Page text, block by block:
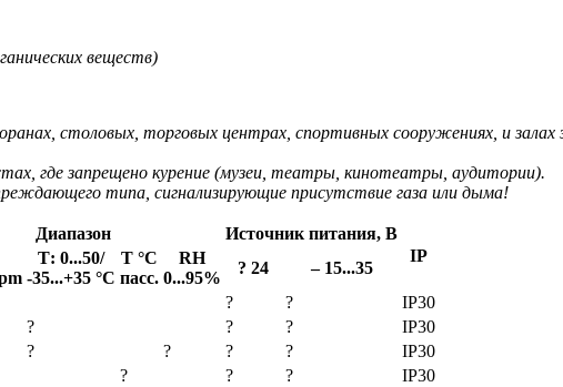
веществ)
столовых, торговых центрах, спортивных сооружениях, и залах
где запрещено курение (музеи, театры, кинотеатры, аудитории).
типа, сигнализирующие присутствие газа или дыма!
Диапазон
Источник питания, В
IP
Т: 0...50/
-35...+35 °С
Т °C
пасс.
RH
0...95%
? 24
– 15...35
? ?
IP30
? ? ?
IP30
? ? ? ?
IP30
? ? ? IP30